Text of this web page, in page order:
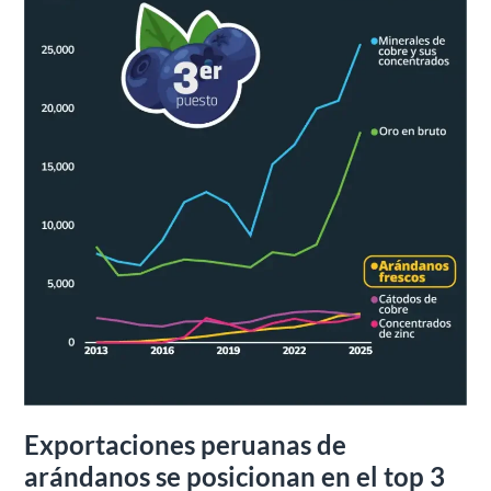
Exportaciones peruanas de
arándanos se posicionan en el top 3